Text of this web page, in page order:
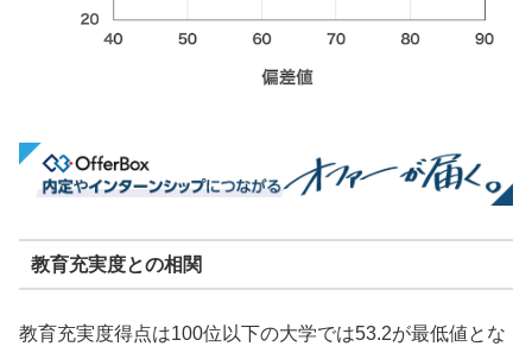
教育充実度との相関
教育充実度得点は100位以下の大学では53.2が最低値とな